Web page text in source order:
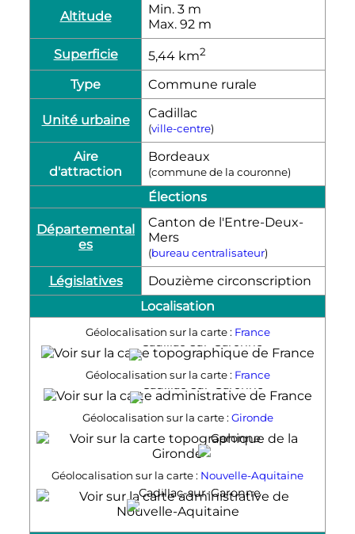
Altitude Min. 3 m
Max. 92 m
Superficie
5,44 km2
Type Commune rurale
Unité urbaine Cadillac
(ville-centre)
Aire
d'attraction
Bordeaux
(commune de la couronne)
Élections
Départemental
es
Canton de l'Entre-Deux-
Mers
(bureau centralisateur)
Législatives
Douzième circonscription
Localisation
Géolocalisation sur la carte : France
Cadillac-sur-Garonne
Géolocalisation sur la carte : France
Cadillac-sur-Garonne
Géolocalisation sur la carte : Gironde
Cadillac-sur-
Garonne
Géolocalisation sur la carte : Nouvelle-Aquitaine
Cadillac-sur-Garonne